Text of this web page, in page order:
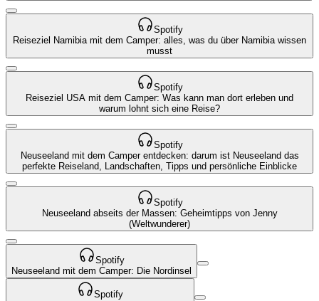
Spotify
Reiseziel Namibia mit dem Camper: alles, was du über Namibia wissen
musst
Spotify
Reiseziel USA mit dem Camper: Was kann man dort erleben und
warum lohnt sich eine Reise?
Spotify
Neuseeland mit dem Camper entdecken: darum ist Neuseeland das
perfekte Reiseland, Landschaften, Tipps und persönliche Einblicke
Spotify
Neuseeland abseits der Massen: Geheimtipps von Jenny
(Weltwunderer)
Spotify
Neuseeland mit dem Camper: Die Nordinsel
Spotify